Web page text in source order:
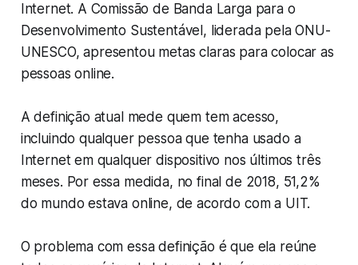
Internet. A Comissão de Banda Larga para o
Desenvolvimento Sustentável, liderada pela ONU-
UNESCO, apresentou metas claras para colocar as
pessoas online.
A definição atual mede quem tem acesso,
incluindo qualquer pessoa que tenha usado a
Internet em qualquer dispositivo nos últimos três
meses. Por essa medida, no final de 2018, 51,2%
do mundo estava online, de acordo com a UIT.
O problema com essa definição é que ela reúne